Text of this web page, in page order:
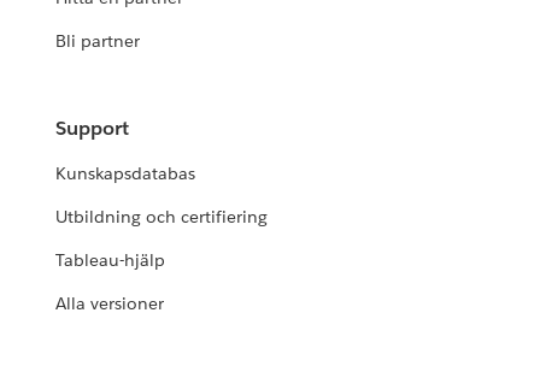
Bli partner
Support
Kunskapsdatabas
Utbildning och certifiering
Tableau-hjälp
Alla versioner